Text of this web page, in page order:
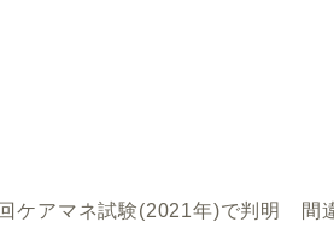
ケアマネ試験(2021年)で判明 間